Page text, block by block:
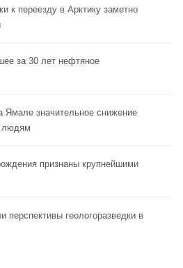
к переезду в Арктику заметно
за 30 лет нефтяное
Ямале значительное снижение
людям
признаны крупнейшими
перспективы геологоразведки в